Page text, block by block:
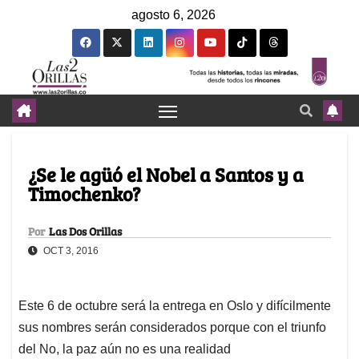
agosto 6, 2026
¿Se le agüó el Nobel a Santos y a
Timochenko?
Por Las Dos Orillas
OCT 3, 2016
Este 6 de octubre será la entrega en Oslo y difícilmente
sus nombres serán considerados porque con el triunfo
del No, la paz aún no es una realidad